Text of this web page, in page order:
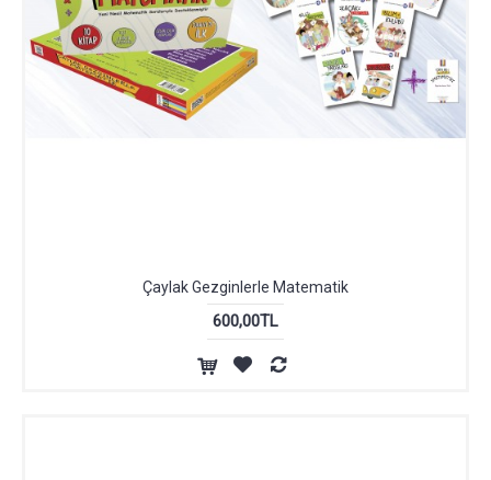
Çaylak Gezginlerle Matematik
600,00TL